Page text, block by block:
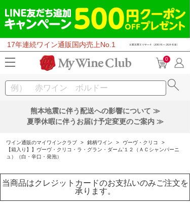
17年連続ワイン通販国内売上No.1
0
熊本地震に伴う配送への影響について ≫
夏季休暇に伴うお届け予定変更のご案内 ≫
ワイン通販のマイワインクラブ > 銘柄ワイン > ヴーヴ・クリコ
>
【箱入り】】ヴーヴ・クリコ・ラ・グラン・ダーム’１２（ＡＣシャンパーニ
ュ）（白・辛口・発泡）
当商品はクレジットカードのお支払いのみご注文を
承ります。